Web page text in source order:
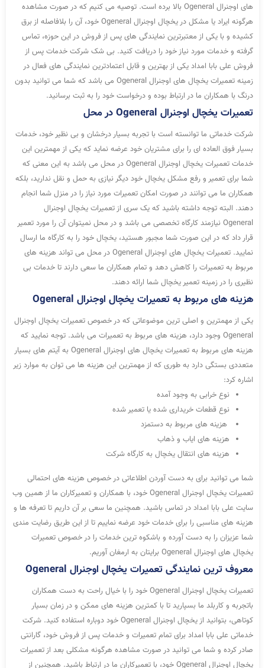
های اوجنرال Ogeneral بالا برده است. توصیه می کنیم که در صورت مشاهده
هرگونه ایراد یا مشکل در یخچال اوجنرال Ogeneral خود، آن را بلافاصله از برق
کشیده و با یکی از معتبرترین نمایندگی های پس از فروش در این حوزه، تماس
گرفته و خدمات مورد نیاز خود را دریافت کنید. بی شک شرکت خدمات پس از
فروش علی بابا امداد یکی از بهترین و قابل اعتمادترین نمایندگی های فعال در
زمینه تعمیرات یخچال های اوجنرال Ogeneral می باشد که شما می توانید بدون
درنگ با همکاران ما در ارتباط بوده و درخواست خود را به ثبت برسانید.
تعمیرات یخچال اوجنرال Ogeneral در محل
شرکت خدماتی ما توانسته است با تجربه بسیار درخشان و بی نظیر خود، خدمات
بسیار فوق العاده ای را برای مشتریان خود عرضه نماید که یکی از مهمترین این
خدمات تعمیرات یخچال اوجنرال Ogeneral در محل می باشد به این معنی که
شما برای تعمیر و رفع مشکل یخچال خود دیگر نیازی به حمل و نقل ندارید، بلکه
همکاران ما می توانند در صورت امکان تعمیرات مورد نیاز را در منزل شما انجام
دهند. البته توجه داشته باشید که یک سری از تعمیرات یخچال اوجنرال
Ogeneral نیازمند کارگاه تخصصی می باشد و در محل نمیتوان آن را مورد تعمیر
قرار داد که در این صورت شما مجبور هستید، یخچال خود را به کارگاه ما ارسال
نمایید. تعمیرات یخچال های اوجنرال Ogeneral در محل می تواند هزینه های
مربوط به تعمیرات را کاهش دهد و تمام همکاران ما سعی دارند تا خدمات بی
نظیری را در زمینه تعمیر یخچال شما ارائه دهند.
هزینه های مربوط به تعمیرات یخچال اوجنرال Ogeneral
یکی از مهمترین و اصلی ترین موضوعاتی که در خصوص تعمیرات یخچال اوجنرال
Ogeneral وجود دارد، هزینه های مربوط به تعمیرات می باشد. توجه نمایید که
هزینه های مربوط به تعمیرات یخچال های اوجنرال Ogeneral به آیتم های بسیار
متعددی بستگی دارد به طوری که از مهمترین این هزینه ها می توان به موارد زیر
اشاره کرد:
نوع خرابی به وجود آمده
نوع قطعات خریداری شده یا تعمیر شده
هزینه های مربوط به دستمزد
هزینه های ایاب و ذهاب
هزینه های انتقال یخچال به کارگاه شرکت
شما می توانید برای به دست آوردن اطلاعاتی در خصوص هزینه های احتمالی
تعمیرات یخچال اوجنرال Ogeneral خود، با همکاران و تعمیرکاران ما از همین وب
سایت علی بابا امداد در تماس باشید. همچنین ما سعی بر آن داریم تا تعرفه ها و
هزینه های مناسبی را برای خدمات خود عرضه نماییم تا از این طریق رضایت مندی
شما عزیزان را به دست آورده و باشکوه ترین خدمات را در خصوص تعمیرات
یخچال های اوجنرال Ogeneral برایتان به ارمغان آوریم.
معروف ترین نمایندگی تعمیرات یخچال اوجنرال Ogeneral
تعمیرات یخچال اوجنرال Ogeneral خود را با خیال راحت به دست همکاران
باتجربه و کاربلد ما بسپارید تا با کمترین هزینه های ممکن و در زمان بسیار
کوتاهی، بتوانید از یخچال اوجنرال Ogeneral خود دوباره استفاده کنید. شرکت
خدماتی علی بابا امداد برای تمام تعمیرات و خدمات پس از فروش خود، گارانتی
صادر کرده و شما می توانید در صورت مشاهده هرگونه مشکلی بعد از تعمیرات
یخچال اوجنرال Ogeneral خود، با تعمیرکاران ما در ارتباط باشید. همچنین از